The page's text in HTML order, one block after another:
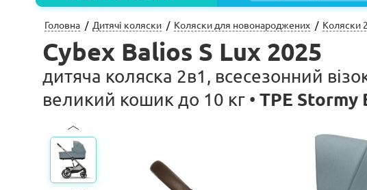
Головна Дитячі коляски Коляски для новонароджених Коляски
Cybex Balios S Lux 2025
дитяча коляска 2в1, всесезонний
великий кошик до 10 кг • TPE Stormy